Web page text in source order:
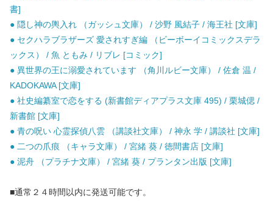
書]
● 隠し神の輿入れ （ガッシュ文庫） / 沙野 風結子 / 海王社 [文庫]
● セクハラブラザーズ 愛されすぎ編 （ビーボーイコミックスデラ
ックス） / 魚 ともみ / リブレ [コミック]
● 異世界の王に溺愛されています （角川ルビー文庫） / 佐倉 温 /
KADOKAWA [文庫]
● 社史編纂室で恋をする (新書館ディアプラス文庫 495) / 栗城偲 /
新書館 [文庫]
● 青の呪い 心霊探偵八雲 （講談社文庫） / 神永 学 / 講談社 [文庫]
● 二つの爪痕 （キャラ文庫） / 宮緒 葵 / 徳間書店 [文庫]
● 泥舟 （プラチナ文庫） / 宮緒 葵 / プランタン出版 [文庫]
■通常２４時間以内に発送可能です。